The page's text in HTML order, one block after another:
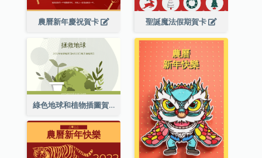
農曆新年慶祝賀卡 聖誕魔法假期賀卡
綠色地球和植物插圖賀卡